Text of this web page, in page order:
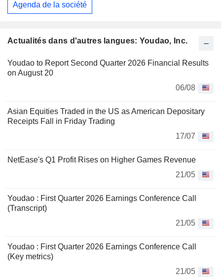
Actualités dans d'autres langues: Youdao, Inc.
Youdao to Report Second Quarter 2026 Financial Results
on August 20
06/08
Asian Equities Traded in the US as American Depositary
Receipts Fall in Friday Trading
17/07
NetEase's Q1 Profit Rises on Higher Games Revenue
21/05
Youdao : First Quarter 2026 Earnings Conference Call
(Transcript)
21/05
Youdao : First Quarter 2026 Earnings Conference Call
(Key metrics)
21/05
Agenda de la société